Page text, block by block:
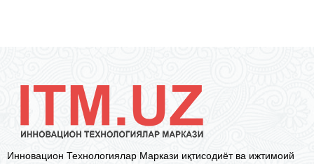
Инновацион Технологиялар Маркази иқтисодиёт ва ижтимоий